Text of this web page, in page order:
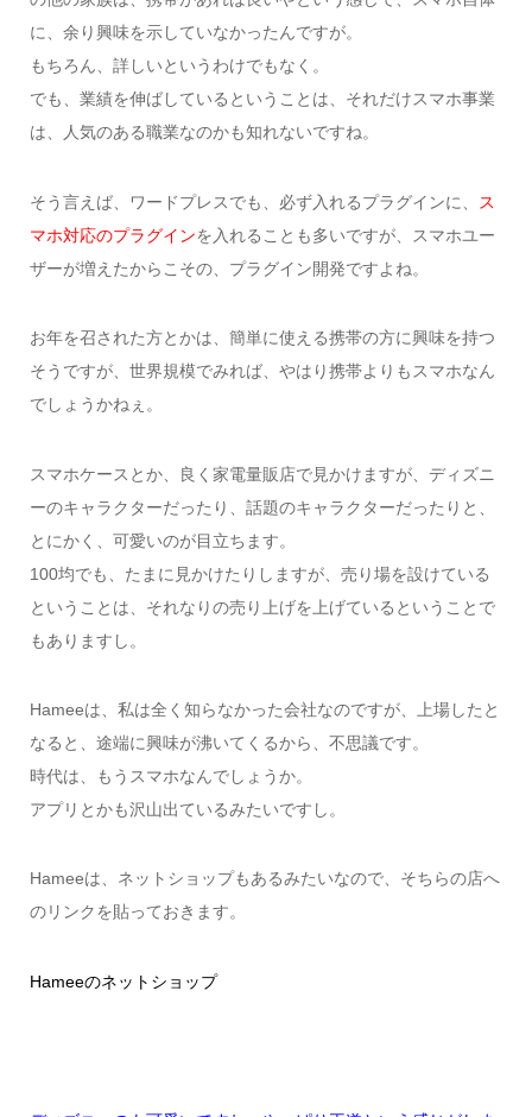
に、余り興味を示していなかったんですが。
もちろん、詳しいというわけでもなく。
でも、業績を伸ばしているということは、それだけスマホ事業
は、人気のある職業なのかも知れないですね。
そう言えば、ワードプレスでも、必ず入れるプラグインに、
ス
マホ対応のプラグインを入れることも多いですが、スマホユー
ザーが増えたからこその、プラグイン開発ですよね。
お年を召された方とかは、簡単に使える携帯の方に興味を持つ
そうですが、世界規模でみれば、やはり携帯よりもスマホなん
でしょうかねぇ。
スマホケースとか、良く家電量販店で見かけますが、ディズニ
ーのキャラクターだったり、話題のキャラクターだったりと、
とにかく、可愛いのが目立ちます。
100均でも、たまに見かけたりしますが、売り場を設けている
ということは、それなりの売り上げを上げているということで
もありますし。
Hameeは、私は全く知らなかった会社なのですが、上場したと
なると、途端に興味が沸いてくるから、不思議です。
時代は、もうスマホなんでしょうか。
アプリとかも沢山出ているみたいですし。
Hameeは、ネットショップもあるみたいなので、そちらの店へ
のリンクを貼っておきます。
Hameeのネットショップ